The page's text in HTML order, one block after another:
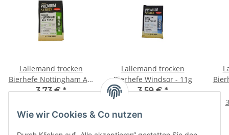
Wie wir Cookies & Co nutzen
Lallemand trocken
Bierhefe Nottingham Ale
- 11g
3,73 €*
Lallemand trocken
Bierhefe Windsor - 11g
3,59 €*